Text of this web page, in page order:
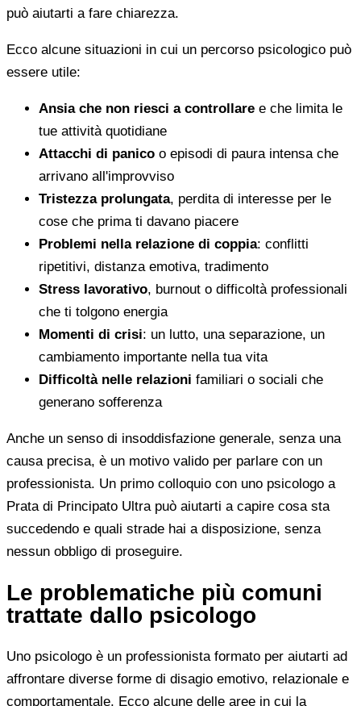
può aiutarti a fare chiarezza.
Ecco alcune situazioni in cui un percorso psicologico può
essere utile:
Ansia che non riesci a controllare e che limita le
tue attività quotidiane
Attacchi di panico o episodi di paura intensa che
arrivano all'improvviso
Tristezza prolungata, perdita di interesse per le
cose che prima ti davano piacere
Problemi nella relazione di coppia: conflitti
ripetitivi, distanza emotiva, tradimento
Stress lavorativo, burnout o difficoltà professionali
che ti tolgono energia
Momenti di crisi: un lutto, una separazione, un
cambiamento importante nella tua vita
Difficoltà nelle relazioni familiari o sociali che
generano sofferenza
Anche un senso di insoddisfazione generale, senza una
causa precisa, è un motivo valido per parlare con un
professionista. Un primo colloquio con uno psicologo a
Prata di Principato Ultra può aiutarti a capire cosa sta
succedendo e quali strade hai a disposizione, senza
nessun obbligo di proseguire.
Le problematiche più comuni
trattate dallo psicologo
Uno psicologo è un professionista formato per aiutarti ad
affrontare diverse forme di disagio emotivo, relazionale e
comportamentale. Ecco alcune delle aree in cui la